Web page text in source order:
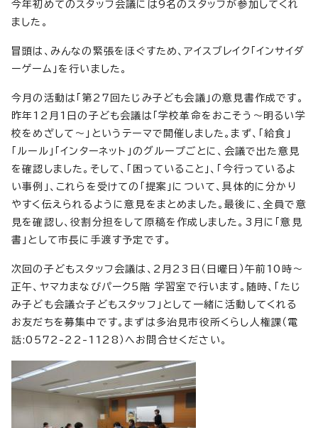
今年初めてのスタッフ会議には9名のスタッフが参加してくれ
ました。
冒頭は、みんなの緊張をほぐすため、アイスブレイク「インサイダ
ーゲーム」を行いました。
今月の活動は「第27回たじみ子ども会議」の意見書作成です。
昨年12月1日の子ども会議は「学校革命をおこそう～明るい学
校をめざして～」というテーマで開催しました。まず、「給食」
「ルール」「インターネット」のグループごとに、会議で出た意見
を確認しました。そして、「困っていること」、「今行っているよ
い事例」、これらを受けての「提案」について、具体的に分かり
やすく伝えられるように意見をまとめました。最後に、全員で意
見を確認し、役割分担をして原稿を作成しました。3月に「意見
書」として市長に手渡す予定です。
次回の子どもスタッフ会議は、2月23日（日曜日）午前10時～
正午、ヤマカまなびパーク5階 学習室で行います。随時、「たじ
み子ども会議☆子どもスタッフ」として一緒に活動してくれる
お友だちを募集中です。まずは多治見市役所くらし人権課（電
話:0572-22-1128）へお問合せください。